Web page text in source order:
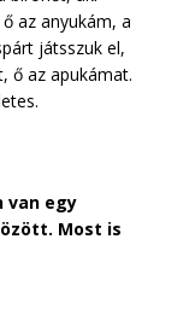
az anyukám, a
játsszuk el,
ő az apukámat.
van egy
Most is